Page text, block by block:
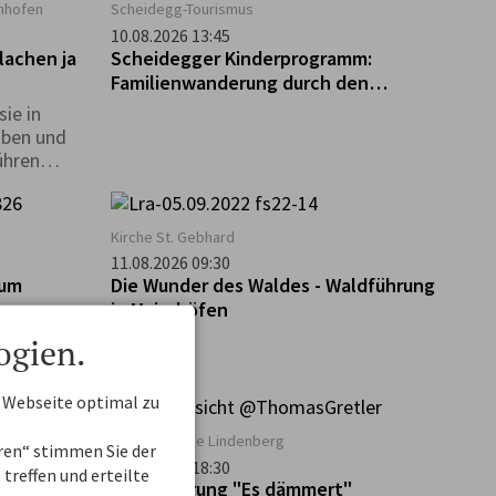
ja
in
und
Scheidegg-Tourismus
10.08.2026 13:45
Scheidegger Kinderprogramm:
Familienwanderung durch den
Kirche St. Gebhard
11.08.2026 09:30
Die Wunder des Waldes - Waldführung
in Maierhöfen
Aureliuskirche Lindenberg
11.08.2026 18:30
Stadtführung "Es dämmert"
Webseite optimal zu
stimmen Sie der
treffen und erteilte